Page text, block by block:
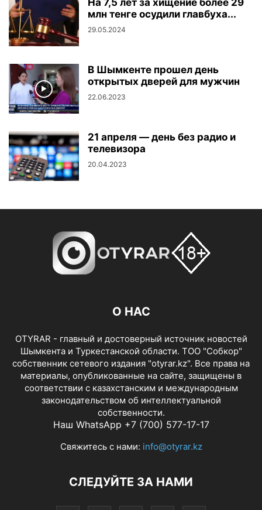
На 7,5 лет за хищение более 29
млн тенге осудили главбуха...
29.05.2024
В Шымкенте прошел день
открытых дверей для мужчин
22.06.2023
21 апреля — день без радио и
телевизора
20.04.2023
О НАС
OTYRAR - главный и достоверный источник новостей
Шымкента и Туркестанской области. ТОО "Собкор"
собственник сетевого издания "otyrar.kz". Все права на
материалы, опубликованные на сайте, защищены в
соответствии с казахстанским и международным
законодательством об интеллектуальной
собственности.
Наш WhatsApp +7 (700) 577-17-17
Свяжитесь с нами: info@otyrar.kz
СЛЕДУЙТЕ ЗА НАМИ